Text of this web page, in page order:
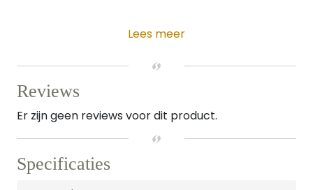
Lees meer
Reviews
Er zijn geen reviews voor dit product.
Specificaties